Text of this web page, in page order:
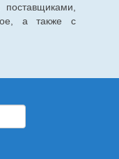
а также с